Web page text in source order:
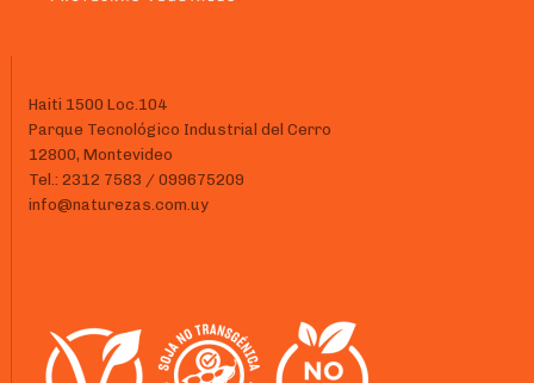
Haiti 1500 Loc.104
Parque Tecnológico Industrial del Cerro
12800, Montevideo
Tel.: 2312 7583 / 099675209
info@naturezas.com.uy